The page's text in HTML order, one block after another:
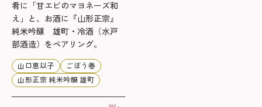
肴に「甘エビのマヨネーズ和
え」と、お酒に『山形正宗』
純米吟醸 雄町・冷酒（水戸
部酒造）をペアリング。
山口恵以子
ごぼう巻
山形正宗 純米吟醸 雄町